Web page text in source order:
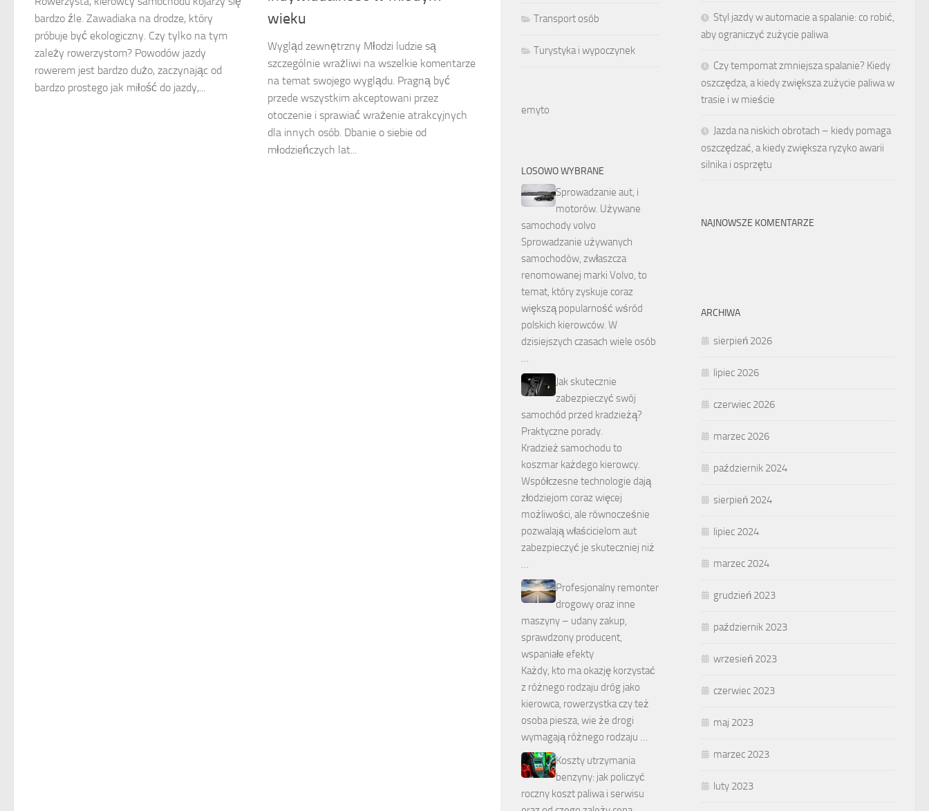
bardzo źle. Zawadiaka na drodze, który
próbuje być ekologiczny. Czy tylko na tym
zależy rowerzystom? Powodów jazdy
rowerem jest bardzo dużo, zaczynając od
bardzo prostego jak miłość do jazdy,...
wieku
Wygląd zewnętrzny Młodzi ludzie są
szczególnie wrażliwi na wszelkie komentarze
na temat swojego wyglądu. Pragną być
przede wszystkim akceptowani przez
otoczenie i sprawiać wrażenie atrakcyjnych
dla innych osób. Dbanie o siebie od
młodzieńczych lat...
Styl jazdy w automacie a spalanie: co robić,
aby ograniczyć zużycie paliwa
Czy tempomat zmniejsza spalanie? Kiedy
oszczędza, a kiedy zwiększa zużycie paliwa w
trasie i w mieście
Jazda na niskich obrotach – kiedy pomaga
oszczędzać, a kiedy zwiększa ryzyko awarii
silnika i osprzętu
NAJNOWSZE KOMENTARZE
ARCHIWA
sierpień 2026
lipiec 2026
czerwiec 2026
marzec 2026
październik 2024
sierpień 2024
lipiec 2024
marzec 2024
grudzień 2023
październik 2023
wrzesień 2023
czerwiec 2023
maj 2023
marzec 2023
luty 2023
Transport osób
Turystyka i wypoczynek
emyto
LOSOWO WYBRANE
Sprowadzanie aut, i
motorów. Używane
samochody volvo
Sprowadzanie używanych
samochodów, zwłaszcza
renomowanej marki Volvo, to
temat, który zyskuje coraz
większą popularność wśród
polskich kierowców. W
dzisiejszych czasach wiele osób
…
Jak skutecznie
zabezpieczyć swój
samochód przed kradzieżą?
Praktyczne porady.
Kradzież samochodu to
koszmar każdego kierowcy.
Współczesne technologie dają
złodziejom coraz więcej
możliwości, ale równocześnie
pozwalają właścicielom aut
zabezpieczyć je skuteczniej niż
…
Profesjonalny remonter
drogowy oraz inne
maszyny – udany zakup,
sprawdzony producent,
wspaniałe efekty
Każdy, kto ma okazję korzystać
z różnego rodzaju dróg jako
kierowca, rowerzystka czy też
osoba piesza, wie że drogi
wymagają różnego rodzaju …
Koszty utrzymania
benzyny: jak policzyć
roczny koszt paliwa i serwisu